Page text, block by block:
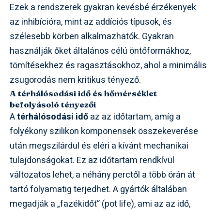
Ezek a rendszerek gyakran kevésbé érzékenyek
az inhibícióra, mint az addíciós típusok, és
szélesebb körben alkalmazhatók. Gyakran
használják őket általános célú öntőformákhoz,
tömítésekhez és ragasztásokhoz, ahol a minimális
zsugorodás nem kritikus tényező.
A térhálósodási idő és hőmérséklet
befolyásoló tényezői
Atérhálósodási időaz az időtartam, amíg a
folyékony szilikon komponensek összekeverése
után megszilárdul és eléri a kívánt mechanikai
tulajdonságokat. Ez az időtartam rendkívül
változatos lehet, a néhány perctől a több órán át
tartó folyamatig terjedhet. A gyártók általában
megadják a „fazékidőt” (pot life), ami az az idő,